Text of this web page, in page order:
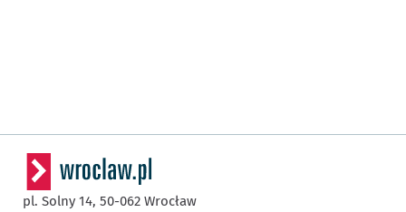
pl. Solny 14, 50-062 Wrocław